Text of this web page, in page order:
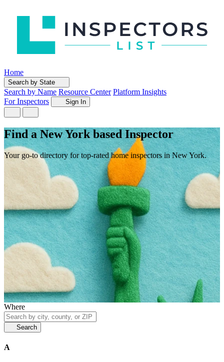
Home
Search by State
Search by Name Resource Center Platform Insights
For Inspectors
Sign In
Find a New York based Inspector
Your go-to directory for top-rated home inspectors in New York.
Where
Search
A